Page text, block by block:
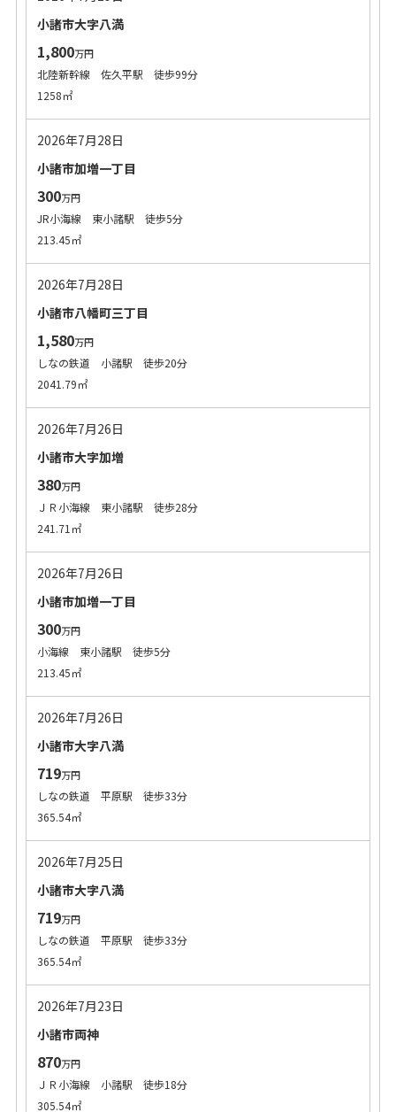
小諸市大字八満
1,800万円
北陸新幹線 佐久平駅 徒歩99分
1258㎡
2026年7月28日
小諸市加増一丁目
300万円
JR小海線 東小諸駅 徒歩5分
213.45㎡
2026年7月28日
小諸市八幡町三丁目
1,580万円
しなの鉄道 小諸駅 徒歩20分
2041.79㎡
2026年7月26日
小諸市大字加増
380万円
ＪＲ小海線 東小諸駅 徒歩28分
241.71㎡
2026年7月26日
小諸市加増一丁目
300万円
小海線 東小諸駅 徒歩5分
213.45㎡
2026年7月26日
小諸市大字八満
719万円
しなの鉄道 平原駅 徒歩33分
365.54㎡
2026年7月25日
小諸市大字八満
719万円
しなの鉄道 平原駅 徒歩33分
365.54㎡
2026年7月23日
小諸市両神
870万円
ＪＲ小海線 小諸駅 徒歩18分
305.54㎡